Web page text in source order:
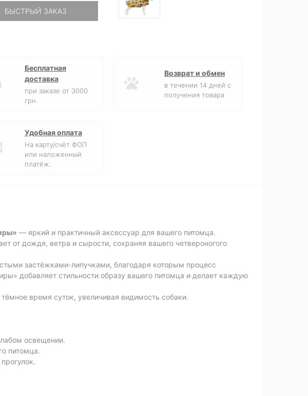
БЫСТРЫЙ ЗАКАЗ
Бесплатная
доставка
при заказе от 3000
грн.
Возврат и обмен
в течении 14 дней с
получения товара
Удобная оплата
На карту/счёт ФОП
или наложенный
платёж.
— яркий и практичный аксессуар для вашего питомца.
от дождя, ветра и сырости, сохраняя вашего четвероногого
застёжками-липучками, благодаря которым процесс
добавляет стильности образу вашего питомца и делает каждую
время суток, увеличивая видимость собаки.
освещении.
питомца.